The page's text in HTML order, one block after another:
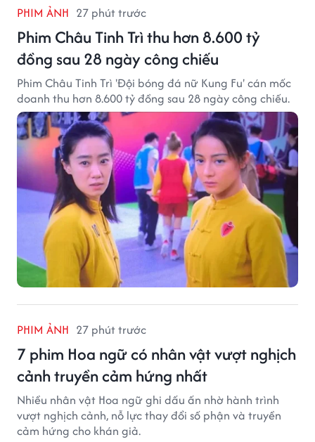
PHIM ẢNH 27 phút trước
Phim Châu Tinh Trì thu hơn 8.600 tỷ
đồng sau 28 ngày công chiếu
Phim Châu Tinh Trì 'Đội bóng đá nữ Kung Fu' cán mốc
doanh thu hơn 8.600 tỷ đồng sau 28 ngày công chiếu.
PHIM ẢNH 27 phút trước
7 phim Hoa ngữ có nhân vật vượt nghịch
cảnh truyền cảm hứng nhất
Nhiều nhân vật Hoa ngữ ghi dấu ấn nhờ hành trình
vượt nghịch cảnh, nỗ lực thay đổi số phận và truyền
cảm hứng cho khán giả.